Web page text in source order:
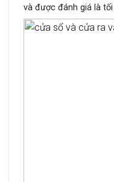
và được đánh giá là